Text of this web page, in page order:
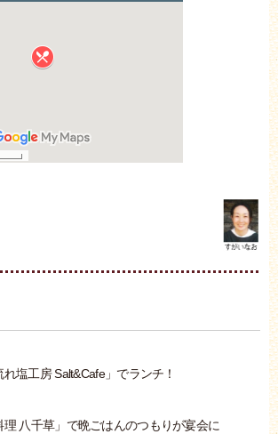
塩工房 Salt&Cafe」でランチ！
八千草」で晩ごはんのつもりが宴会に